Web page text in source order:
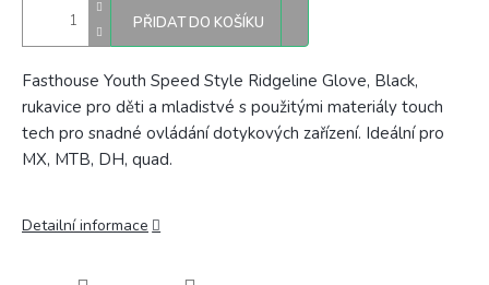
PŘIDAT DO KOŠÍKU
Fasthouse Youth Speed Style Ridgeline Glove, Black,
rukavice pro děti a mladistvé s použitými materiály touch
tech pro snadné ovládání dotykových zařízení. Ideální pro
MX, MTB, DH, quad.
Detailní informace